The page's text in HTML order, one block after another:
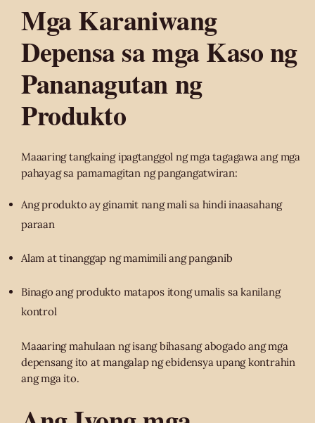
Mga Karaniwang
Depensa sa mga Kaso ng
Pananagutan ng
Produkto
Maaaring tangkaing ipagtanggol ng mga tagagawa ang mga
pahayag sa pamamagitan ng pangangatwiran:
Ang produkto ay ginamit nang mali sa hindi inaasahang
paraan
Alam at tinanggap ng mamimili ang panganib
Binago ang produkto matapos itong umalis sa kanilang
kontrol
Maaaring mahulaan ng isang bihasang abogado ang mga
depensang ito at mangalap ng ebidensya upang kontrahin
ang mga ito.